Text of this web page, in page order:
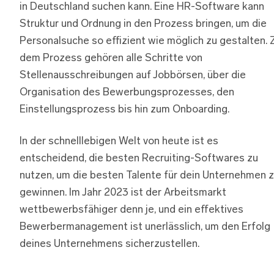
in Deutschland suchen kann. Eine HR-Software kann
Struktur und Ordnung in den Prozess bringen, um die
Personalsuche so effizient wie möglich zu gestalten.
dem Prozess gehören alle Schritte von
Stellenausschreibungen auf Jobbörsen, über die
Organisation des Bewerbungsprozesses, den
Einstellungsprozess bis hin zum Onboarding.
In der schnelllebigen Welt von heute ist es
entscheidend, die besten Recruiting-Softwares zu
nutzen, um die besten Talente für dein Unternehmen
gewinnen. Im Jahr 2023 ist der Arbeitsmarkt
wettbewerbsfähiger denn je, und ein effektives
Bewerbermanagement ist unerlässlich, um den Erfolg
deines Unternehmens sicherzustellen.